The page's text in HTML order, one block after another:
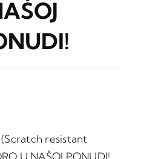
(Scratch resistant
U NAŠOJ PONUDI!